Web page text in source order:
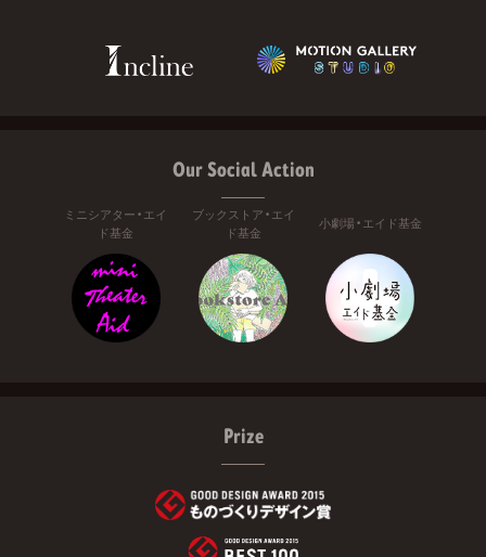
Our Social Action
ミニシアター・エイ
ド基金
ブックストア・エイ
ド基金
小劇場・エイド基金
Prize